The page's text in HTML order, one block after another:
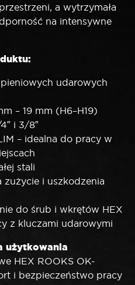
a wytrzymała
na intensywne
udarowych
– 19 mm (H6–H19)
i 3/8″
– idealna do pracy w
stali
i uszkodzenia
do śrub i wkrętów HEX
z kluczami udarowymi
użytkowania
HEX ROOKS OK-
i bezpieczeństwo pracy